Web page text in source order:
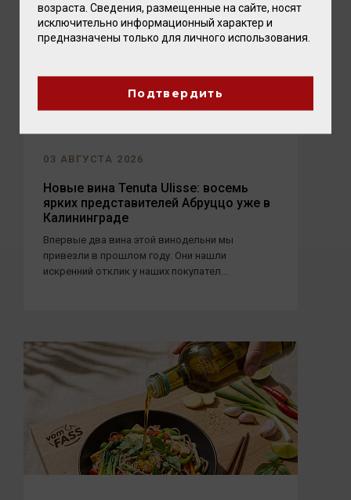
03 АВГУСТА 2026
Новые вина Tenuta Ulisse: восемь
ярких представителей Абруццо уже в
Калининграде
Впервые два вина этой винодельни мы
привезли в прошлом году. Они нашли
искренний отклик у наших покупател...
возраста. Сведения, размещенные на сайте, носят
исключительно информационный характер и
предназначены только для личного использования.
Подтвердить